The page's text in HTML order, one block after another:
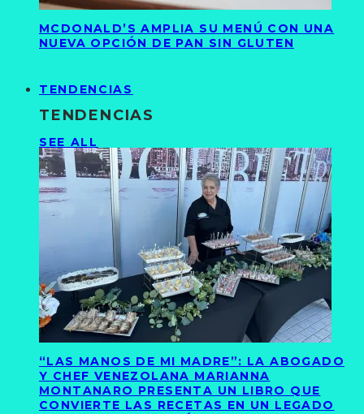
MCDONALD’S AMPLIA SU MENÚ CON UNA
NUEVA OPCIÓN DE PAN SIN GLUTEN
TENDENCIAS
TENDENCIAS
SEE ALL
“LAS MANOS DE MI MADRE”: LA ABOGADO
Y CHEF VENEZOLANA MARIANNA
MONTANARO PRESENTA UN LIBRO QUE
CONVIERTE LAS RECETAS EN UN LEGADO